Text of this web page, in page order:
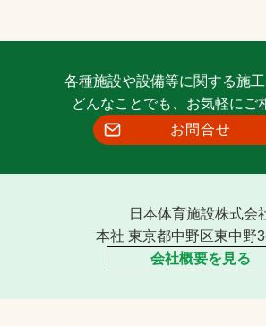
各種施設や設備等に関する施
どんなことでも、お気軽にご
お問合せ
日本体育施設株式会
本社 東京都中野区東中野
会社概要を見る